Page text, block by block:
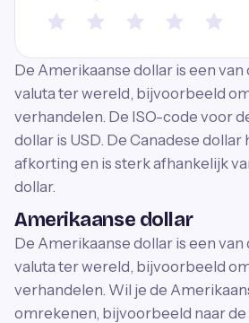
De Amerikaanse dollar is een
valuta ter wereld, bijvoorbeeld
verhandelen. De ISO-code voor
dollar is USD. De Canadese dollar
afkorting en is sterk afhankelijk
dollar.
Amerikaanse dollar
De Amerikaanse dollar is een
valuta ter wereld, bijvoorbeeld
verhandelen. Wil je de
omrekenen, bijvoorbeeld naar